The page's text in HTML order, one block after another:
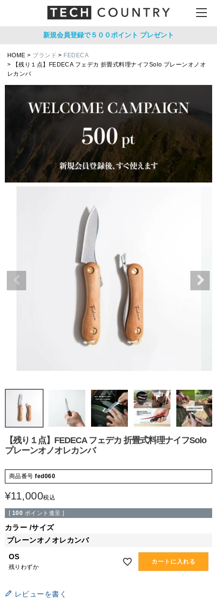
新規会員登録で５００ポイント プレゼント
HOME ブランド
FEDECA
【残り１点】FEDECA フェデカ 折畳式料理ナイフSolo プレーンオノオ
レカンバ
【残り１点】FEDECA フェデカ 折畳式料理ナイフSolo
プレーンオノオレカンバ
商品番号 fed060
¥11,000税込
[ 100 ポイント進呈 ]
カラー サイズ
プレーンオノオレカンバ
OS
残りわずか
カートに入れる
レビューを書く